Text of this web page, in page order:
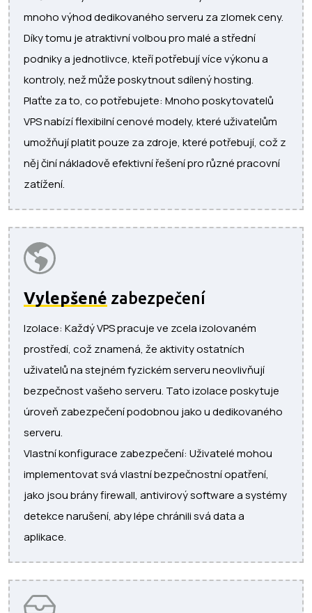
mnoho výhod dedikovaného serveru za zlomek ceny.
Díky tomu je atraktivní volbou pro malé a střední
podniky a jednotlivce, kteří potřebují více výkonu a
kontroly, než může poskytnout sdílený hosting.
Plaťte za to, co potřebujete: Mnoho poskytovatelů
VPS nabízí flexibilní cenové modely, které uživatelům
umožňují platit pouze za zdroje, které potřebují, což z
něj činí nákladově efektivní řešení pro různé pracovní
zatížení.
Vylepšené zabezpečení
Izolace: Každý VPS pracuje ve zcela izolovaném
prostředí, což znamená, že aktivity ostatních
uživatelů na stejném fyzickém serveru neovlivňují
bezpečnost vašeho serveru. Tato izolace poskytuje
úroveň zabezpečení podobnou jako u dedikovaného
serveru.
Vlastní konfigurace zabezpečení: Uživatelé mohou
implementovat svá vlastní bezpečnostní opatření,
jako jsou brány firewall, antivirový software a systémy
detekce narušení, aby lépe chránili svá data a
aplikace.